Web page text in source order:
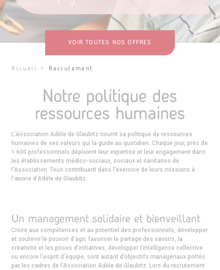
VOIR TOUTES NOS OFFRES
Accueil > Recrutement
Notre politique des
ressources humaines
L’Association Adèle de Glaubitz nourrit sa politique de ressources
humaines de ses valeurs qui la guide au quotidien. Chaque jour, près de
1 600 professionnels déploient leur expertise et leur engagement dans
les établissements médico-sociaux, sociaux et sanitaires de
l’Association. Tous contribuent dans l’exercice de leurs missions à
l’œuvre d’Adèle de Glaubitz.
Un management solidaire et bienveillant
Croire aux compétences et au potentiel des professionnels, développer
et soutenir le pouvoir d’agir, favoriser le partage des savoirs, la
créativité et les prises d’initiatives, développer l’intelligence collective
ou encore l’esprit d’équipe, sont autant d’objectifs managériaux portés
par les cadres de l’Association Adèle de Glaubitz. Lors du recrutement